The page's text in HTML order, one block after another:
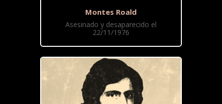
Montes Roald
Asesinado y desaparecido el
22/11/1976